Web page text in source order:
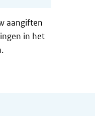
aangiften
in het